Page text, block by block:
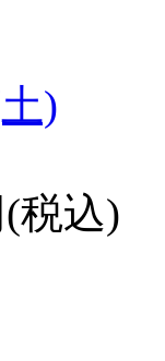
)
税込)